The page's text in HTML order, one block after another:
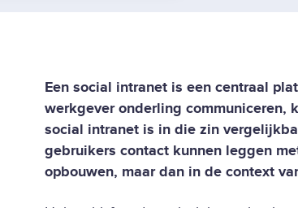
Een social intranet is een centraal
werkgever onderling communiceren,
social intranet is in die zin
gebruikers contact kunnen leggen
opbouwen, maar dan in de context